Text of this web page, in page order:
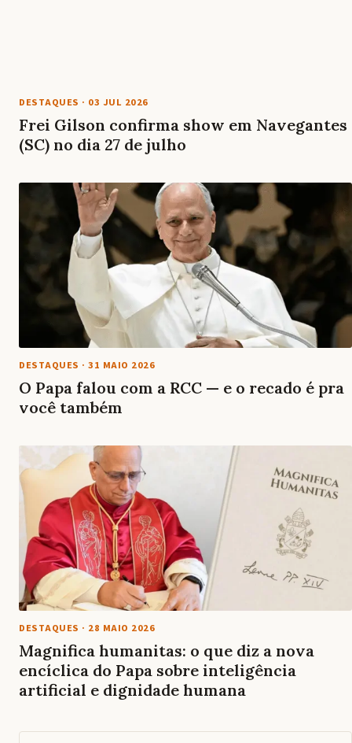
DESTAQUES · 03 JUL 2026
Frei Gilson confirma show em Navegantes
(SC) no dia 27 de julho
DESTAQUES · 31 MAIO 2026
O Papa falou com a RCC — e o recado é pra
você também
DESTAQUES · 28 MAIO 2026
Magnifica humanitas: o que diz a nova
encíclica do Papa sobre inteligência
artificial e dignidade humana